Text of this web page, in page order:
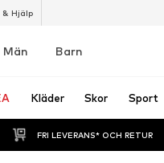
& Hjälp
Män Barn
Kläder Skor Sport
FRI LEVERANS* OCH RETUR